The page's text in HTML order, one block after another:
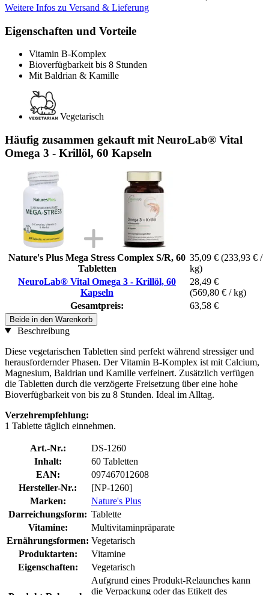
Weitere Infos zu Versand & Lieferung
Eigenschaften und Vorteile
Vitamin B-Komplex
Bioverfügbarkeit bis 8 Stunden
Mit Baldrian & Kamille
Vegetarisch
Häufig zusammen gekauft mit NeuroLab® Vital
Omega 3 - Krillöl, 60 Kapseln
Nature's Plus Mega Stress Complex S/R, 60
Tabletten
35,09 € (233,93 € /
kg)
NeuroLab® Vital Omega 3 - Krillöl, 60
Kapseln
28,49 €
(569,80 € / kg)
Gesamtpreis:
63,58 €
Beide in den Warenkorb
Beschreibung
Diese vegetarischen Tabletten sind perfekt während stressiger und
herausfordernder Phasen. Der Vitamin B-Komplex ist mit Calcium,
Magnesium, Baldrian und Kamille verfeinert. Zusätzlich verfügen
die Tabletten durch die verzögerte Freisetzung über eine hohe
Bioverfügbarkeit von bis zu 8 Stunden. Ideal im Alltag.
Verzehrempfehlung:
1 Tablette täglich einnehmen.
Art.-Nr.:
DS-1260
Inhalt:
60 Tabletten
EAN:
097467012608
Hersteller-Nr.:
[NP-1260]
Marken:
Nature's Plus
Darreichungsform: Tablette
Vitamine:
Multivitaminpräparate
Ernährungsformen: Vegetarisch
Produktarten:
Vitamine
Eigenschaften:
Vegetarisch
Aufgrund eines Produkt-Relaunches kann
die Verpackung oder das Etikett des